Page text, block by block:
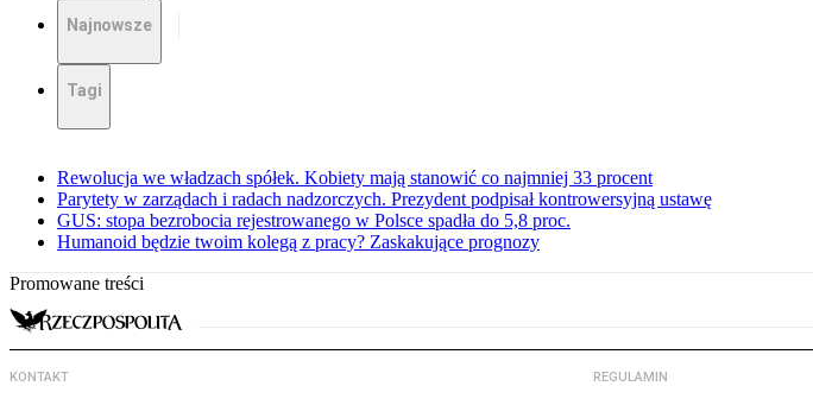
Najnowsze
Tagi
Rewolucja we władzach spółek. Kobiety mają stanowić co najmniej 33 procent
Parytety w zarządach i radach nadzorczych. Prezydent podpisał kontrowersyjną ustawę
GUS: stopa bezrobocia rejestrowanego w Polsce spadła do 5,8 proc.
Humanoid będzie twoim kolegą z pracy? Zaskakujące prognozy
Promowane treści
KONTAKT REGULAMIN